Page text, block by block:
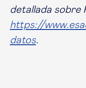
detallada sobre
https://
datos.